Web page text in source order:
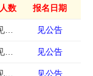
人数 报名日期
见公告 见公告
见公告 见公告
见公告 见公告